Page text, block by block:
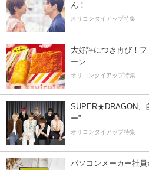
ん！
オリコンタイアップ特集
大好評につき再び！
ーン
オリコンタイアップ特集
SUPER★DRAGON、
ー”
オリコンタイアップ特集
パソコンメーカー社